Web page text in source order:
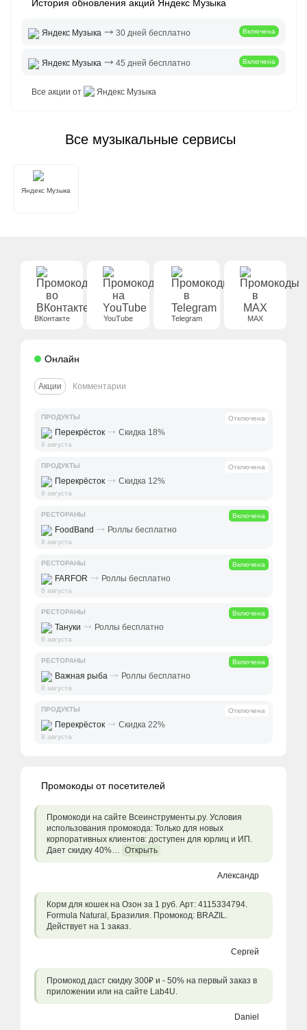
История обновления акций Яндекс Музыка
Яндекс Музыка ⤑ 30 дней бесплатно Включена
Яндекс Музыка ⤑ 45 дней бесплатно Включена
Все акции от Яндекс Музыка
Все музыкальные сервисы
Яндекс Музыка
ВКонтакте YouTube Telegram MAX
Онлайн
Акции Комментарии
ПРОДУКТЫ Отключена
Перекрёсток ⤑ Скидка 18%
9 августа
ПРОДУКТЫ Отключена
Перекрёсток ⤑ Скидка 12%
9 августа
РЕСТОРАНЫ Включена
FoodBand ⤑ Роллы бесплатно
8 августа
РЕСТОРАНЫ Включена
FARFOR ⤑ Роллы бесплатно
8 августа
РЕСТОРАНЫ Включена
Тануки ⤑ Роллы бесплатно
8 августа
РЕСТОРАНЫ Включена
Важная рыба ⤑ Роллы бесплатно
8 августа
ПРОДУКТЫ Отключена
Перекрёсток ⤑ Скидка 22%
8 августа
Промокоды от посетителей
Промокоди на сайте Всеинструменты.ру. Условия
использования промокода: Только для новых
корпоративных клиентов: доступен для юрлиц и ИП.
Дает скидку 40%… Открыть
Александр
Корм для кошек на Озон за 1 руб. Арт: 4115334794.
Formula Natural, Бразилия. Промокод: BRAZIL.
Действует на 1 заказ.
Сергей
Промокод даст скидку 300₽ и - 50% на первый заказ в
приложении или на сайте Lab4U.
Daniel